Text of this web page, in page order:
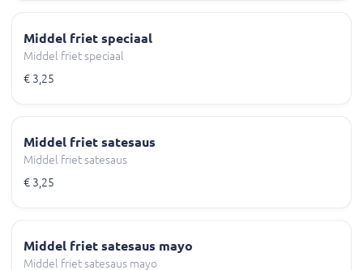
Middel friet speciaal
Middel friet speciaal
€ 3,25
Middel friet satesaus
Middel friet satesaus
€ 3,25
Middel friet satesaus mayo
Middel friet satesaus mayo